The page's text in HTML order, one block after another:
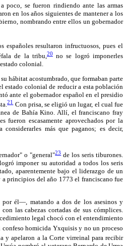
se fueron rindiendo ante las armas
en los años siguientes de mantener a los
nombrando entre ellos un gobernador
resultaron infructuosos, pues el
de la tribu,20no se logró imponerles
colonial.
hábitat acostumbrado, que formaban parte
estado colonial de reducir a esta población
ante el gobernador español en el presidio
21Con prisa, se eligió un lugar, el cual fue
de Bahía Kino. Allí, el franciscano fray
fueron escasamente aprovechados por la
más que paganos; es decir,
o "general"23de los seris tiburones.
imponer su autoridad a todos los seris
aparentemente bajo el liderazgo de un
principios del año 1773 el franciscano fue
él—, matando a dos de los asesinos y
las cabezas cortadas de sus cómplices.
legal chocó con el entendimiento
homicida Yxquisis y no un proceso
y apelaron a la Corte virreinal para recibir